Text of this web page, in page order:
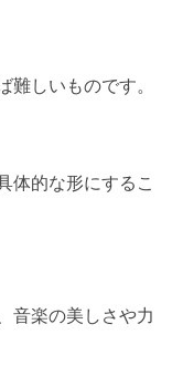
しいものです。
体的な形にするこ
音楽の美しさや力